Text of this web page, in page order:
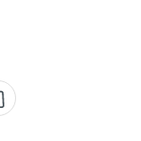
Warenkorb enthält 0